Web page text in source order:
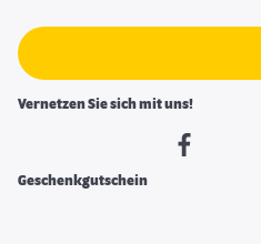
Vernetzen Sie sich mit uns!
Geschenkgutschein